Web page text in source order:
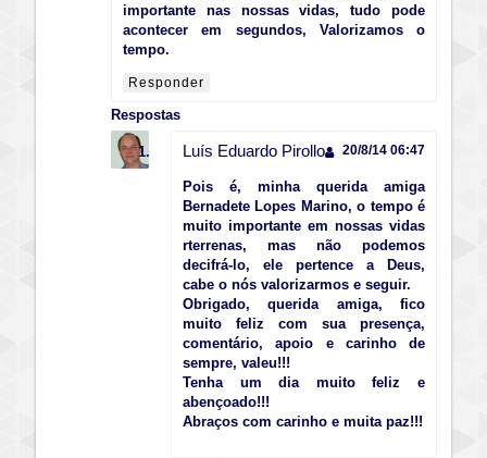
importante nas nossas vidas, tudo pode
acontecer em segundos, Valorizamos o
tempo.
Responder
Respostas
Luís Eduardo Pirollo 20/8/14 06:47
Pois é, minha querida amiga
Bernadete Lopes Marino, o tempo é
muito importante em nossas vidas
rterrenas, mas não podemos
decifrá-lo, ele pertence a Deus,
cabe o nós valorizarmos e seguir.
Obrigado, querida amiga, fico
muito feliz com sua presença,
comentário, apoio e carinho de
sempre, valeu!!!
Tenha um dia muito feliz e
abençoado!!!
Abraços com carinho e muita paz!!!